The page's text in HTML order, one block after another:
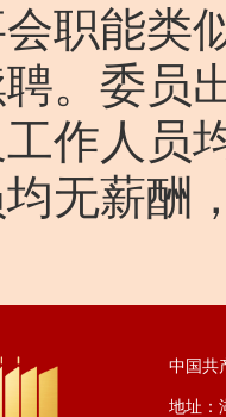
职能类
。委员
作人员
无薪酬
中国共
地址：